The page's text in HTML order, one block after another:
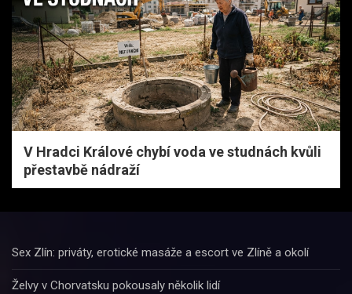
V Hradci Králové chybí voda ve studnách kvůli
přestavbě nádraží
Sex Zlín: priváty, erotické masáže a escort ve Zlíně a okolí
Želvy v Chorvatsku pokousaly několik lidí